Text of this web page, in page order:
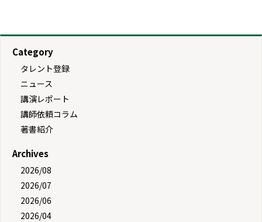
Category
タレント登録
ニュース
講演レポート
講師依頼コラム
著書紹介
Archives
2026/08
2026/07
2026/06
2026/04